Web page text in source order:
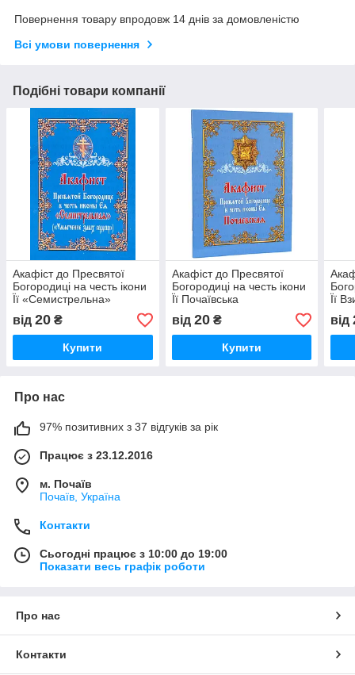
Повернення товару впродовж 14 днів за домовленістю
Всі умови повернення
Подібні товари компанії
Акафіст до Пресвятої
Богородиці на честь ікони
Її «Семистрельна»
(«Пом'якшення злих
сердець»)
від 20 ₴
Купити
Акафіст до Пресвятої
Богородиці на честь ікони
Її Почаївська
від 20₴
Купити
Її
від
Про нас
97% позитивних з 37 відгуків за рік
Працює з 23.12.2016
м. Почаїв
Почаїв, Україна
Контакти
Сьогодні працює з 10:00 до 19:00
Показати весь графік роботи
Про нас
Контакти